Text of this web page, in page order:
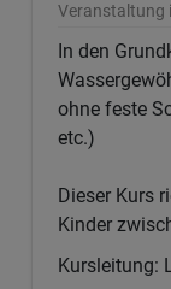
Veranstaltung
In den
ohne feste
etc.)
Dieser Kurs
Kinder
Kursleitung: